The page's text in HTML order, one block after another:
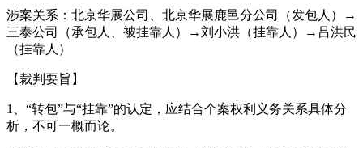
涉案关系：北京华展公司、北京华展鹿邑分公司（发包人）→
三泰公司（承包人、被挂靠人）→刘小洪（挂靠人）→吕洪民
（挂靠人）
【裁判要旨】
1、“转包”与“挂靠”的认定，应结合个案权利义务关系具体分
析，不可一概而论。